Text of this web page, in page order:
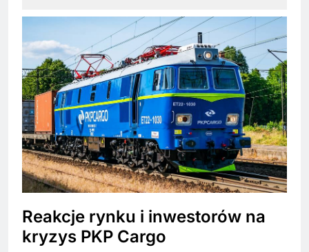
Reakcje rynku i inwestorów na
kryzys PKP Cargo